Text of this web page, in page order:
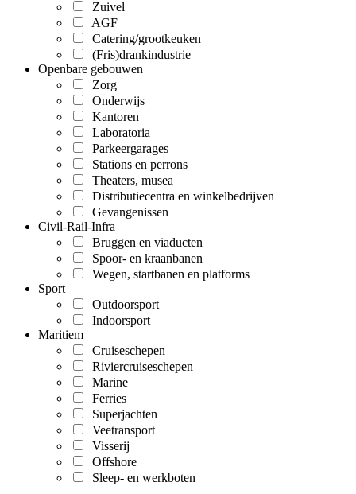
Zuivel
AGF
Catering/grootkeuken
(Fris)drankindustrie
Openbare gebouwen
Zorg
Onderwijs
Kantoren
Laboratoria
Parkeergarages
Stations en perrons
Theaters, musea
Distributiecentra en winkelbedrijven
Gevangenissen
Civil-Rail-Infra
Bruggen en viaducten
Spoor- en kraanbanen
Wegen, startbanen en platforms
Sport
Outdoorsport
Indoorsport
Maritiem
Cruiseschepen
Riviercruiseschepen
Marine
Ferries
Superjachten
Veetransport
Visserij
Offshore
Sleep- en werkboten